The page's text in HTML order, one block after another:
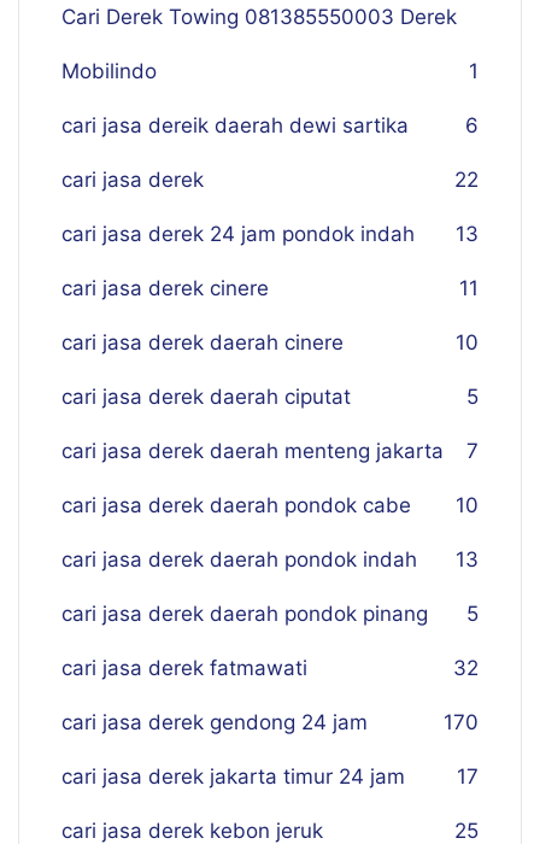
Cari Derek Towing 081385550003 Derek
Mobilindo 1
cari jasa dereik daerah dewi sartika 6
cari jasa derek 22
cari jasa derek 24 jam pondok indah 13
cari jasa derek cinere 11
cari jasa derek daerah cinere 10
cari jasa derek daerah ciputat 5
cari jasa derek daerah menteng jakarta 7
cari jasa derek daerah pondok cabe 10
cari jasa derek daerah pondok indah 13
cari jasa derek daerah pondok pinang 5
cari jasa derek fatmawati 32
cari jasa derek gendong 24 jam 170
cari jasa derek jakarta timur 24 jam 17
cari jasa derek kebon jeruk 25